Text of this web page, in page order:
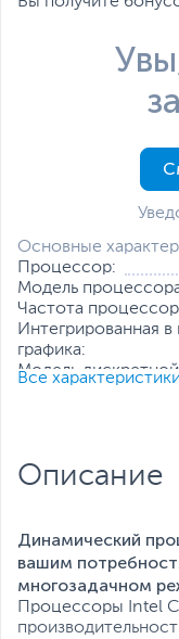
Основные
Процессор:
Модель
Частота
Интегрированная
графика:
Модель
Твердотельный
Все
Все
Описание
Динамический
вашим
многозадачном
Процессоры Intel